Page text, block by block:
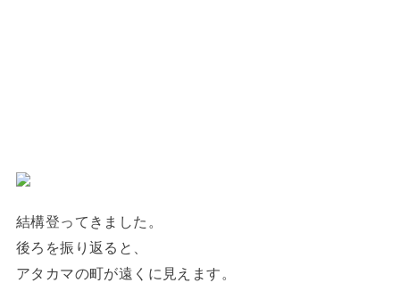
結構登ってきました。
後ろを振り返ると、
アタカマの町が遠くに見えます。